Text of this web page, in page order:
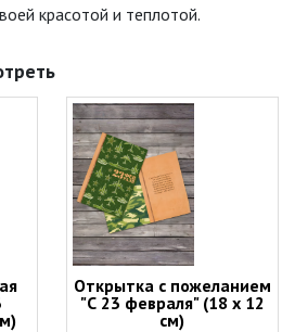
красотой и теплотой.
Открытка с пожеланием
"С 23 февраля" (18 х 12
см)